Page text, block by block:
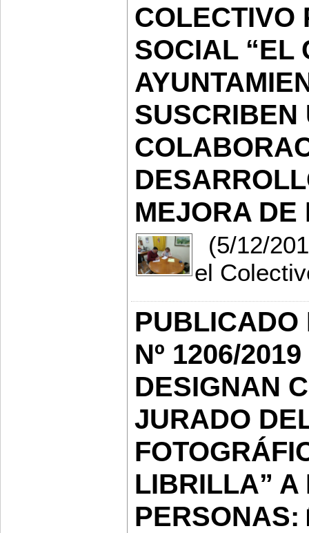
COLECTIVO
SOCIAL “EL
SUSCRIBEN
MEJORA
(5/12/
el
PUBLICADO
Nº 1206/
DESIGNAN
JURADO
LIBRILLA” A
PERSONAS: